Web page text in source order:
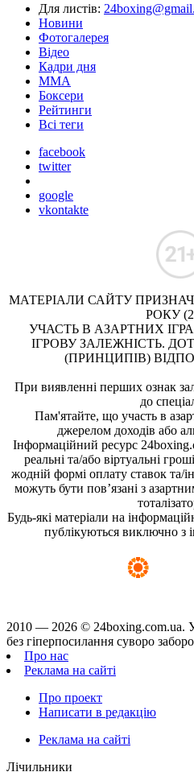
Для листів:
Новини
Фотогалерея
Відео
Кадри дня
ММА
Боксери
Рейтинги
Всі теги
facebook
twitter
google
vkontakte
МАТЕРІАЛИ САЙТУ
РОКУ
УЧАСТЬ В АЗАРТНИХ
ІГРОВУ ЗАЛЕЖНІСТЬ.
(ПРИНЦИПІВ)
При виявленні перших ознак
до
Пам'ятайте, що участь в
джерелом доходів або
Інформаційний ресурс
реальні та/або віртуальні
жодній формі оплату ставок та/
можуть бути пов’язані з
Будь-які матеріали на
публікуються виключно з
2010 — 2026 © 24boxing.com.ua.
без гіперпосилання суворо
Про нас
Реклама на сайті
Про проект
Написати в редакцію
Реклама на сайті
Лічильники